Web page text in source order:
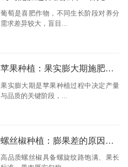
葡萄是喜肥作物，不同生长阶段对养分
需求差异较大，盲目...
苹果种植：果实膨大期施肥管理要点
果实膨大期是苹果种植过程中决定产量
与品质的关键阶段，...
螺丝椒种植：膨果差的原因及科学施肥解决方案
高品质螺丝椒具备螺旋纹路饱满、果长